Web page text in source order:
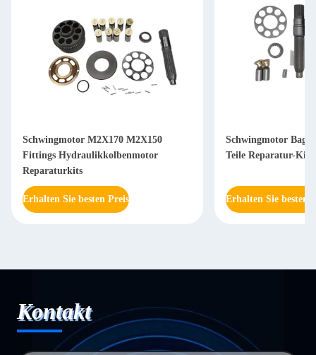
Schwingmotor M2X170 M2X150
Fittings Hydraulikkolbenmotor
Reparaturkits
Erhalten Sie besten Preis
Schwingmotor
Teile Reparatur-Kit
Erhalten Sie besten
Kontakt